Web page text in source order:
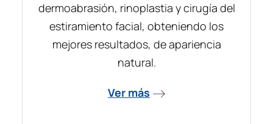
dermoabrasión, rinoplastia y cirugía del
estiramiento facial, obteniendo los
mejores resultados, de apariencia
natural.
Ver más